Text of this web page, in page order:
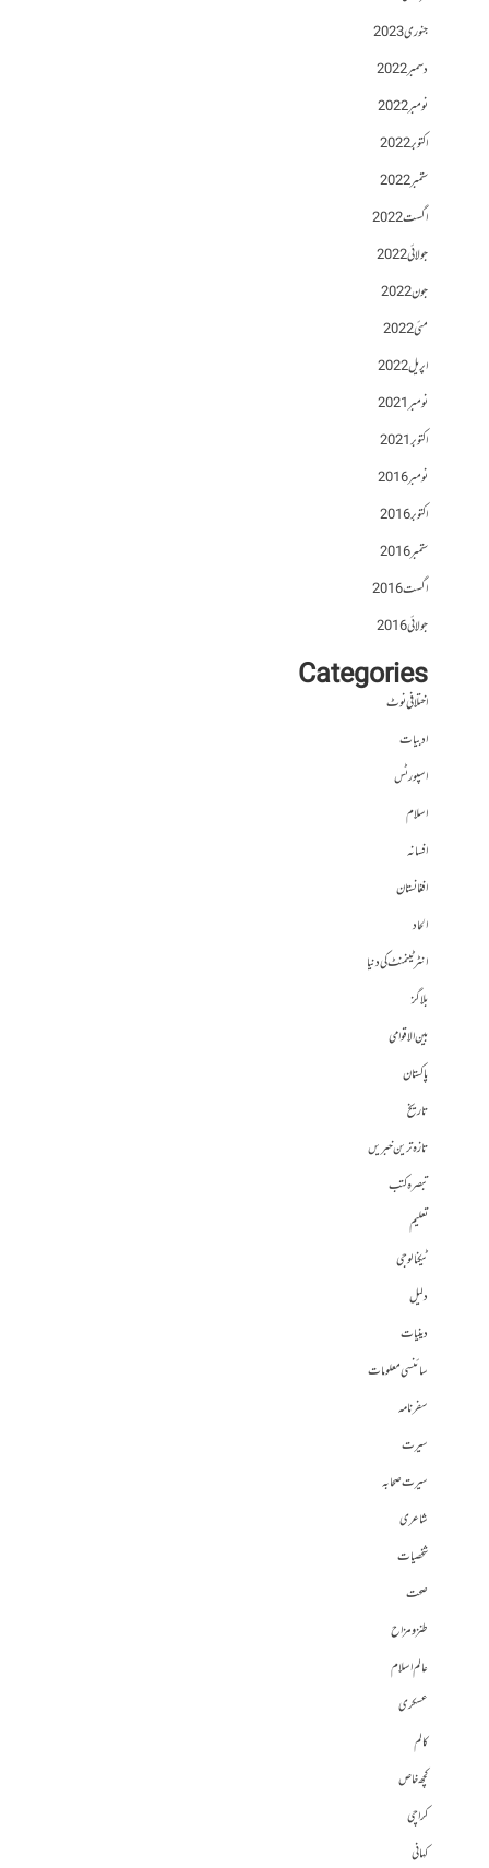
جنوری 2023
دسمبر 2022
نومبر 2022
اکتوبر 2022
ستمبر 2022
اگست 2022
جولائی 2022
جون 2022
مئی 2022
اپریل 2022
نومبر 2021
اکتوبر 2021
نومبر 2016
اکتوبر 2016
ستمبر 2016
اگست 2016
جولائی 2016
Categories
اختلافی نوٹ
ادبیات
اسپورٹس
اسلام
افسانہ
افغانستان
الحاد
انٹرٹینمنٹ کی دنیا
بلاگز
بین الاقوامی
پاکستان
تاریخ
تازہ ترین خبریں
تبصرہ کتب
تعلیم
ٹیکنالوجی
دلیل
دینیات
سائنسی معلومات
سفرنامہ
سیرت
سیرت صحابہ
شاعری
شخصیات
صحت
طنز و مزاح
عالم اسلام
عسکری
کالم
کچھ خاص
کراچی
کہانی